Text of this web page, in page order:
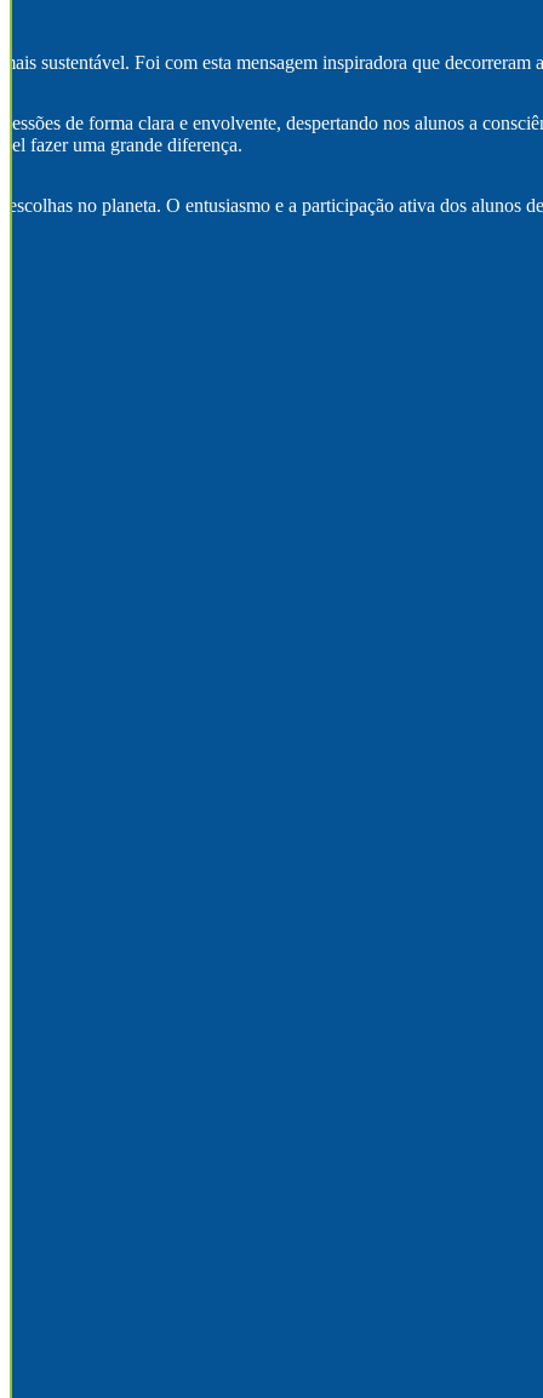
sustentável. Foi com esta mensagem inspiradora que
de forma clara e envolvente, despertando nos alunos a
fazer uma grande diferença.
no planeta. O entusiasmo e a participação ativa dos